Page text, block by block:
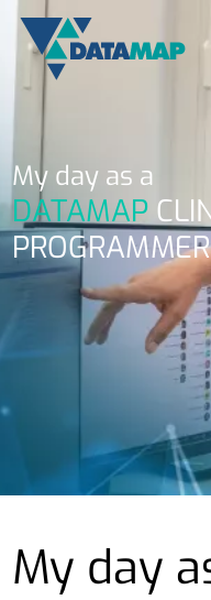
My day as a
DATAMAP
PROGRAMMER
My day